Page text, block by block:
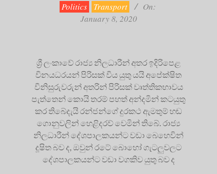
Politics Transport
On:
January 8, 2020
ශ්‍රී ලංකාවේ රාජ්‍ය නිලධාරීන් අතර ඉදිරිපෙළ
විනයධරයන් පිරිසක් විය යුතු යයි අපේක්ෂිත
විනිසුරුවරුන් අතරින් පිරිසක් වෘත්තිකභාවය
පැත්තෙන් කොයි තරම් පහත් අන්දමින් කටයුතු
කර තිබේදැයි රන්ජන්ගේ දුරකථ ඇමතුම් හඬ
ගොනුවලින් හෙළිදරව් වෙමින් තිබේ. රාජ්‍ය
නිලධාරීන් දේශපාලකයන්ට වඩා බෙහෙවින්
දූෂිත බව ද, ඔවුන් රටේ බොහෝ ගැටලුවලට
දේශපාලකයන්ට වඩා වගකිව යුතු බව ද